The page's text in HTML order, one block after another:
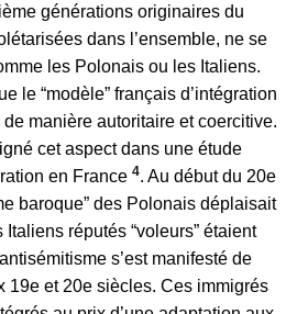
générations originaires du
dans l’ensemble, ne se
les Polonais ou les Italiens.
le “modèle” français d’intégration
manière autoritaire et coercitive.
cet aspect dans une étude
en France 4. Au début du 20e
baroque” des Polonais déplaisait
réputés “voleurs” étaient
s’est manifesté de
19e et 20e siècles. Ces immigrés